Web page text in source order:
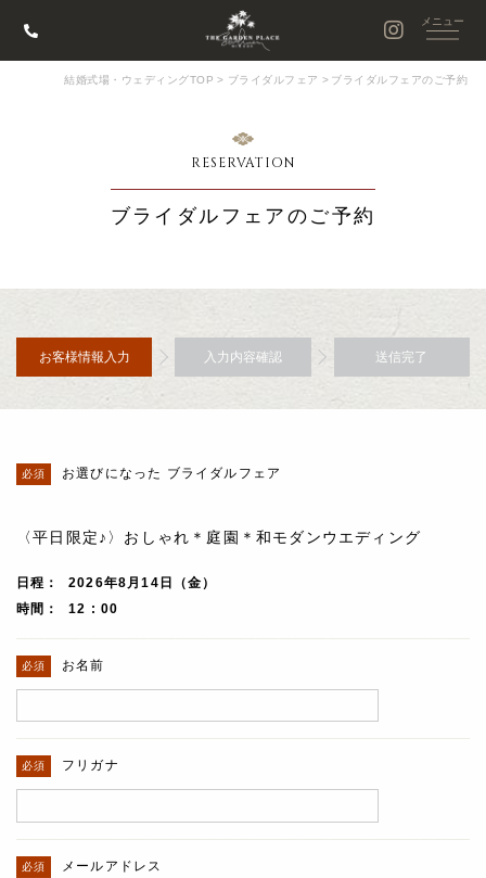
結婚式場・ウェディングTOP > ブライダルフェア > ブライダルフェアのご予約
RESERVATION
ブライダルフェアのご予約
お客様情報入力 入力内容確認 送信完了
お選びになった ブライダルフェア
〈平日限定♪〉おしゃれ＊庭園＊和モダンウエディング
日程
2026年8月14日（金）
時間
12 : 00
お名前
フリガナ
メールアドレス